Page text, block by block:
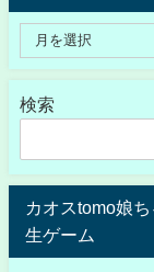
検索
カオスtomo娘
生ゲーム